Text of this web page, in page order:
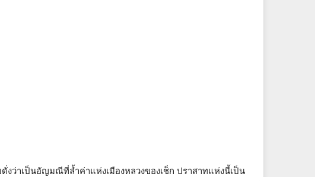
ว่าเป็นอัญมณีที่ล้ำค่าแห่งเมืองหลวงของเช็ก ปราสาทแห่งนี้เป็น